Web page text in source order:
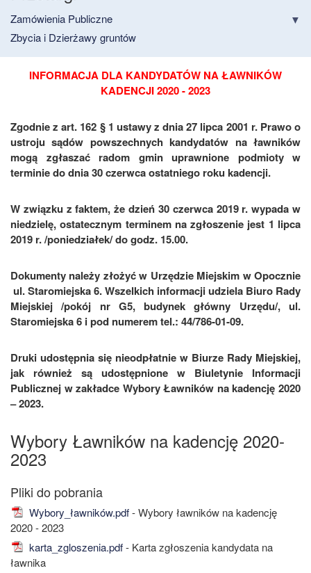
Zamówienia Publiczne
Zbycia i Dzierżawy gruntów
INFORMACJA DLA KANDYDATÓW NA ŁAWNIKÓW
KADENCJI 2020 - 2023
Zgodnie z art. 162 § 1 ustawy z dnia 27 lipca 2001 r. Prawo o
ustroju sądów powszechnych kandydatów na ławników
mogą zgłaszać radom gmin uprawnione podmioty w
terminie do dnia 30 czerwca ostatniego roku kadencji.
W związku z faktem, że dzień 30 czerwca 2019 r. wypada w
niedzielę, ostatecznym terminem na zgłoszenie jest 1 lipca
2019 r. /poniedziałek/ do godz. 15.00.
Dokumenty należy złożyć w Urzędzie Miejskim w Opocznie
ul. Staromiejska 6. Wszelkich informacji udziela Biuro Rady
Miejskiej /pokój nr G5, budynek główny Urzędu/, ul.
Staromiejska 6 i pod numerem tel.: 44/786-01-09.
Druki udostępnia się nieodpłatnie w Biurze Rady Miejskiej,
jak również są udostępnione w Biuletynie Informacji
Publicznej w zakładce Wybory Ławników na kadencję 2020
– 2023.
Wybory Ławników na kadencję 2020-
2023
Wybory_ławników.pdf- Wybory ławników na kadencję
2020 - 2023
karta_zgloszenia.pdf- Karta zgłoszenia kandydata na
ławnika